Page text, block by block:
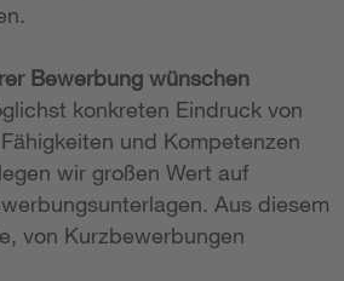
Bewerbung wünschen
konkreten Eindruck von
und Kompetenzen
wir großen Wert auf
Aus diesem
von Kurzbewerbungen